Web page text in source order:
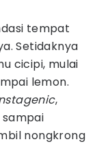
tempat
Setidaknya
cicipi, mulai
lemon.
,
nongkrong